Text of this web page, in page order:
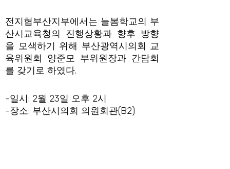
전지협부산지부에서는 늘봄학교의 부
산시교육청의 진행상황과 향후 방향
을 모색하기 위해 부산광역시의회 교
육위원회 양준모 부위원장과 간담회
를 갖기로 하였다.
-일시: 2월 23일 오후 2시
-장소: 부산시의회 의원회관(B2)